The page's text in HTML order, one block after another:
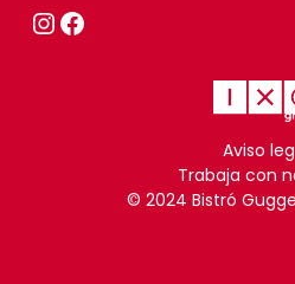
Instagram
Facebook
Aviso
Trabaja con
© 2024 Bistró